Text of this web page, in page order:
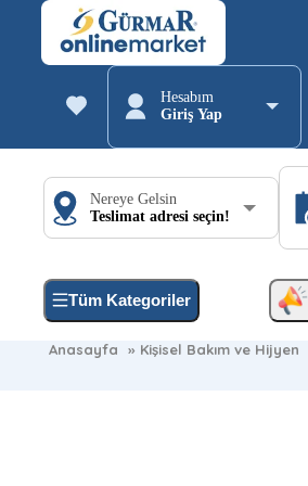
Hesabım
Giriş Yap
Nereye Gelsin
Teslimat adresi seçin!
Tüm Kategoriler
Anasayfa » Kişisel Bakım ve Hijyen